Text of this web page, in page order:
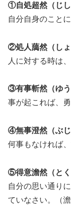
①自処超然（じし
自分自身のこと
②処人藹然（し
人に対する時は
③有事斬然（ゆ
事が起これば、
④無事澄然（ぶじ
何事もなければ
⑤得意澹然（とく
自分の思い通り
ていなさい。（